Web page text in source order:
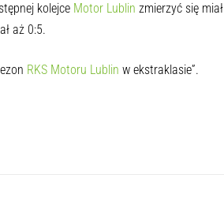
kolejce Motor Lublin zmierzyć się miał
aż 0:5.
RKS Motoru Lublin w ekstraklasie”.